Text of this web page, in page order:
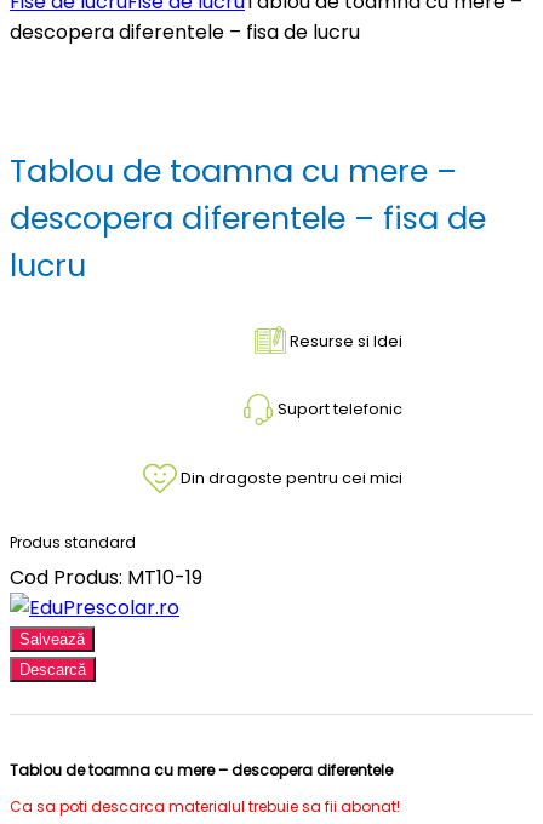
descopera diferentele – fisa de lucru
Tablou de toamna cu mere –
descopera diferentele – fisa de
lucru
Resurse si Idei
Suport telefonic
Din dragoste pentru cei mici
Produs standard
Cod Produs: MT10-19
Salvează
Descarcă
Tablou de toamna cu mere – descopera diferentele
Ca sa poti descarca materialul trebuie sa fii abonat!